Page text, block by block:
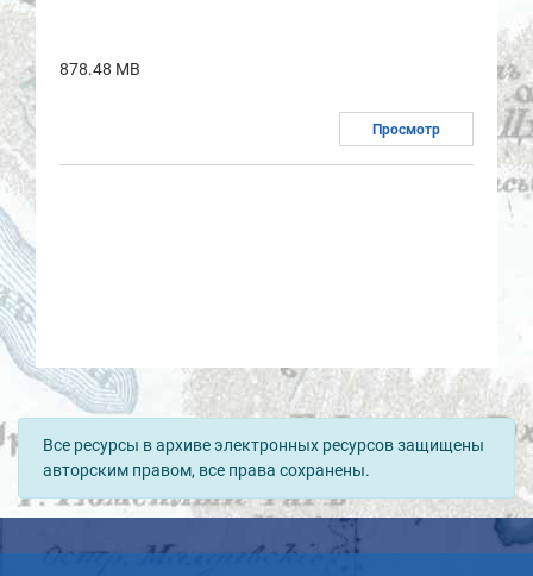
878.48 MB
Просмотр
Все ресурсы в архиве электронных ресурсов защищены
авторским правом, все права сохранены.